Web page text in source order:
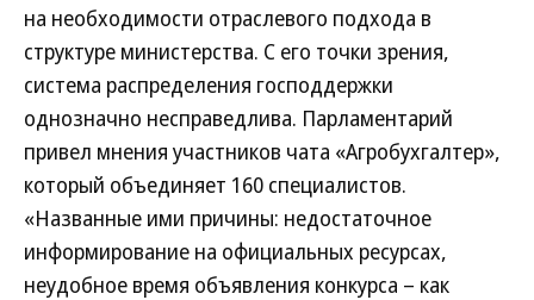
на необходимости отраслевого подхода в
структуре министерства. С его точки зрения,
система распределения господдержки
однозначно несправедлива. Парламентарий
привел мнения участников чата «Агробухгалтер»,
который объединяет 160 специалистов.
«Названные ими причины: недостаточное
информирование на официальных ресурсах,
неудобное время объявления конкурса – как